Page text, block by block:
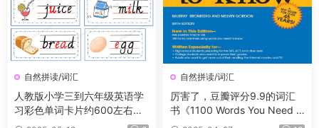
自然拼读/词汇
人教版小学三到六年级英语学
习彩色单词卡片约600左右单
词词组
自然拼读/词汇
厉害了，豆瓣评分9.9的词汇
书《1100 Words You Need t
o Know》PDF+音频，当之无